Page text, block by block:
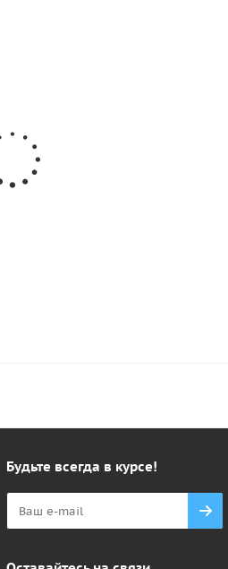
Desmodur RFE 750
Будьте всегда в курсе!